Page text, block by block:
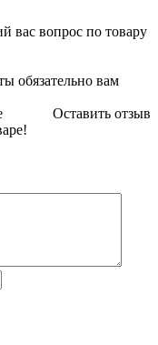
вас вопрос по товару
обязательно вам
Оставить отзыв